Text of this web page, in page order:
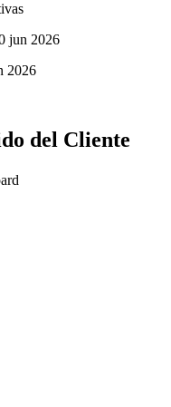
jun 2026
2026
del Cliente